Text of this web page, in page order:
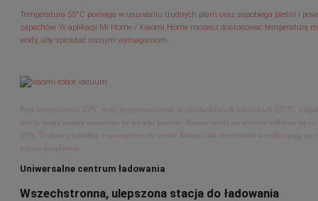
Temperatura 55°C pomaga w usuwaniu trudnych plam oraz zapobiega pleśni i
zapachów. W aplikacji Mi Home / Xiaomi Home możesz dostosować temperaturę
wody, aby sprostać różnym wymaganiom.
Przy temperaturze 55℃, testy przeprowadzono w standardowych warunkach (25°C,
mycia mopa została ustawiona na wysoki poziom. Pomiar wody na wylocie odbywa się
55%. Te dane pochodzą z wewnętrznych testów Xiaomi, ale rzeczywiste wyniki mogą się
użycia urządzenia.
Uniwersalne centrum ładowania
Wszechstronna, ulepszona stacja do ładowania